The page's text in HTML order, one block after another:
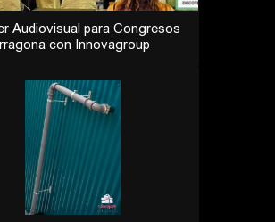
Audiovisual para Congresos
con Innovagroup